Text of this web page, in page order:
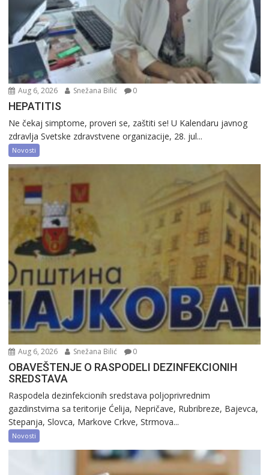
Aug 6, 2026 Snežana Bilić 0
HEPATITIS
Ne čekaj simptome, proveri se, zaštiti se! U Kalendaru javnog
zdravlja Svetske zdravstvene organizacije, 28. jul...
Novosti
Aug 6, 2026 Snežana Bilić 0
OBAVEŠTENJE O RASPODELI DEZINFEKCIONIH
SREDSTAVA
Raspodela dezinfekcionih sredstava poljoprivrednim
gazdinstvima sa teritorije Ćelija, Nepričave, Rubribreze, Bajevca,
Stepanja, Slovca, Markove Crkve, Strmova...
Novosti